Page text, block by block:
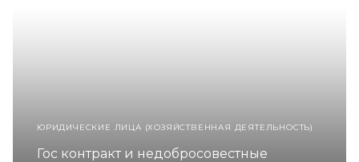
ЮРИДИЧЕСКИЕ ЛИЦА (ХОЗЯЙСТВЕННАЯ ДЕЯТЕЛЬНОСТЬ)
Гос контракт и недобросовестные